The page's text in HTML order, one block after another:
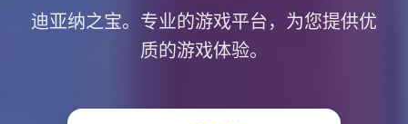
迪亚纳之宝。专业的游戏平台，为您提供优
质的游戏体验。